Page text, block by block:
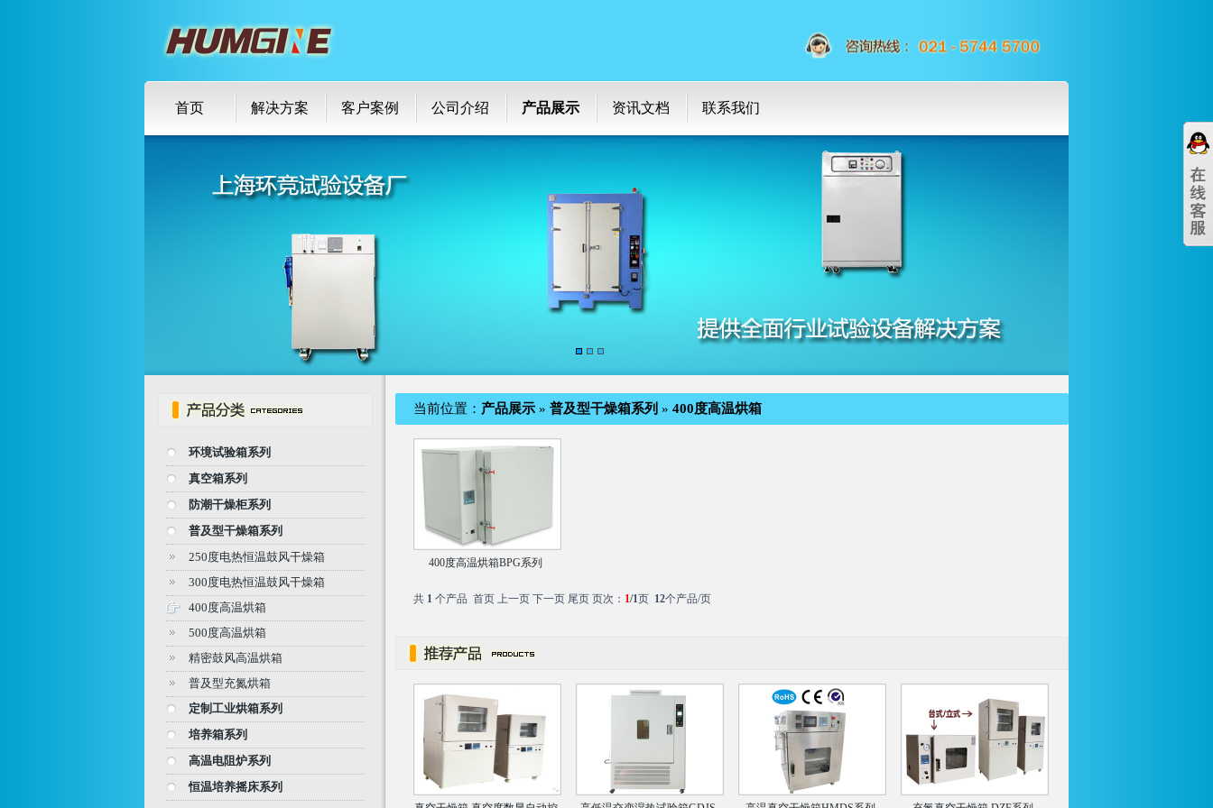
首页 解决方案 客户案例 公司介绍 产品展示 资讯文档 联系我们
环境试验箱系列
真空箱系列
防潮干燥柜系列
普及型干燥箱系列
250度电热恒温鼓风干燥箱
300度电热恒温鼓风干燥箱
400度高温烘箱
500度高温烘箱
精密鼓风高温烘箱
普及型充氮烘箱
定制工业烘箱系列
培养箱系列
高温电阻炉系列
恒温培养摇床系列
当前位置： 产品展示 » 普及型干燥箱系列 » 400度高温烘箱
400度高温烘箱BPG系列
共 1 个产品 首页 上一页 下一页 尾页 页次： 1/1页 12个产品/页